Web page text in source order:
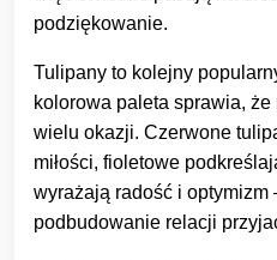
podziękowanie.
Tulipany to kolejny
kolorowa paleta sprawia,
wielu okazji. Czerwone
miłości, fioletowe
wyrażają radość i optymizm
podbudowanie relacji